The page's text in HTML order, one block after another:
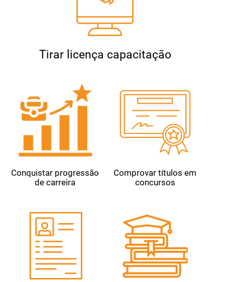
Tirar licença capacitação
Conquistar progressão
de carreira
Comprovar títulos em
concursos